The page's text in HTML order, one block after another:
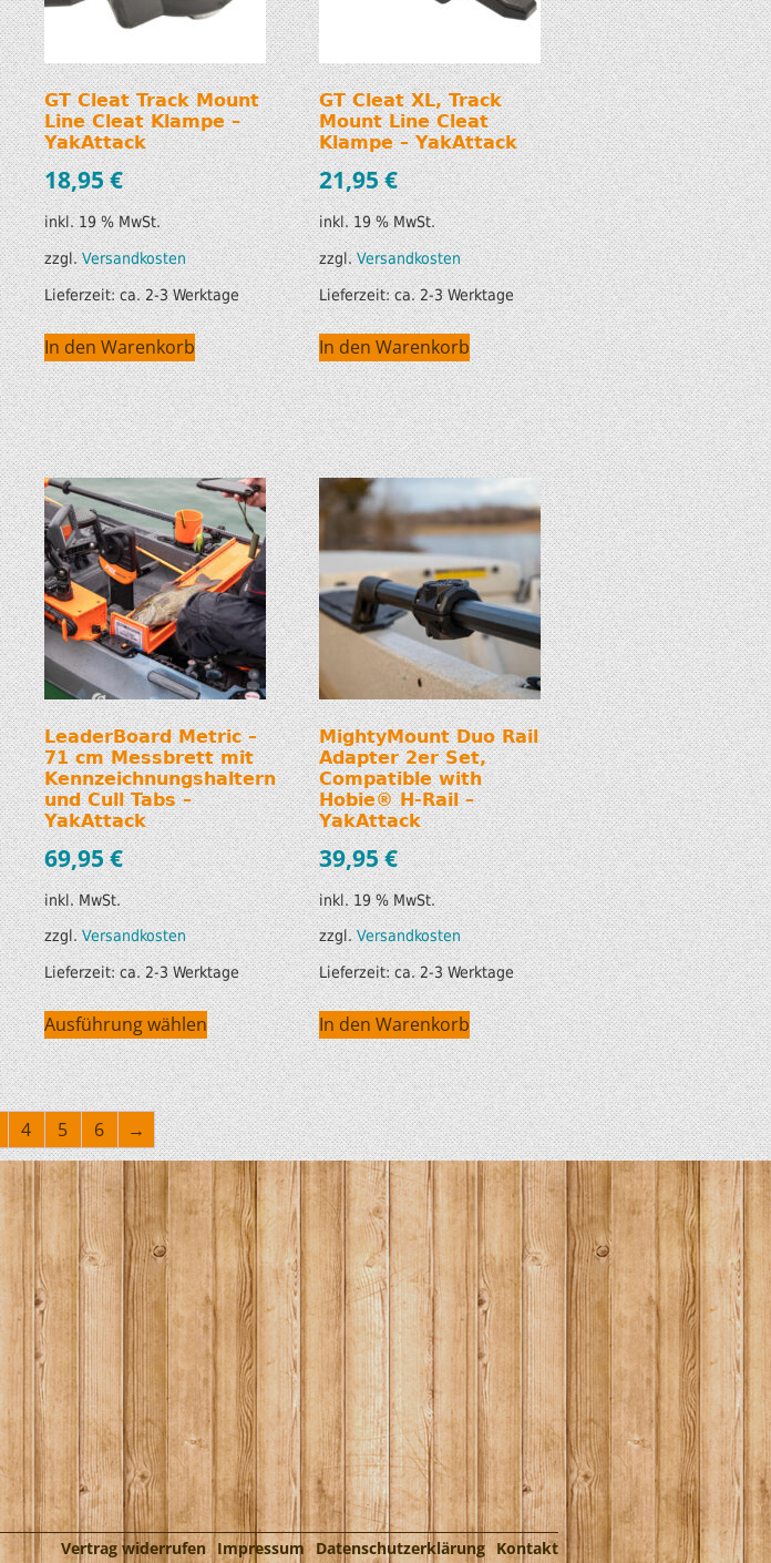
GT Cleat Track Mount
Line Cleat Klampe –
YakAttack
18,95€
inkl. 19 % MwSt.
zzgl.Versandkosten
Lieferzeit:ca. 2-3 Werktage
In den Warenkorb
GT Cleat XL, Track
Mount Line Cleat
Klampe – YakAttack
21,95€
inkl. 19 % MwSt.
zzgl.Versandkosten
Lieferzeit:ca. 2-3 Werktage
In den Warenkorb
LeaderBoard Metric –
71 cm Messbrett mit
Kennzeichnungshaltern
und Cull Tabs –
YakAttack
69,95€
inkl. MwSt.
zzgl.Versandkosten
Lieferzeit:ca. 2-3 Werktage
Ausführung wählen
MightyMount Duo Rail
Adapter 2er Set,
Compatible with
Hobie® H-Rail –
YakAttack
39,95€
inkl. 19 % MwSt.
zzgl.Versandkosten
Lieferzeit:ca. 2-3 Werktage
In den Warenkorb
4 5 6 →
Vertrag widerrufen Impressum Datenschutzerklärung Kontakt